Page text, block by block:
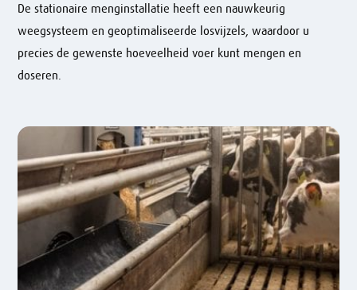
De stationaire menginstallatie heeft een nauwkeurig
weegsysteem en geoptimaliseerde losvijzels, waardoor u
precies de gewenste hoeveelheid voer kunt mengen en
doseren.